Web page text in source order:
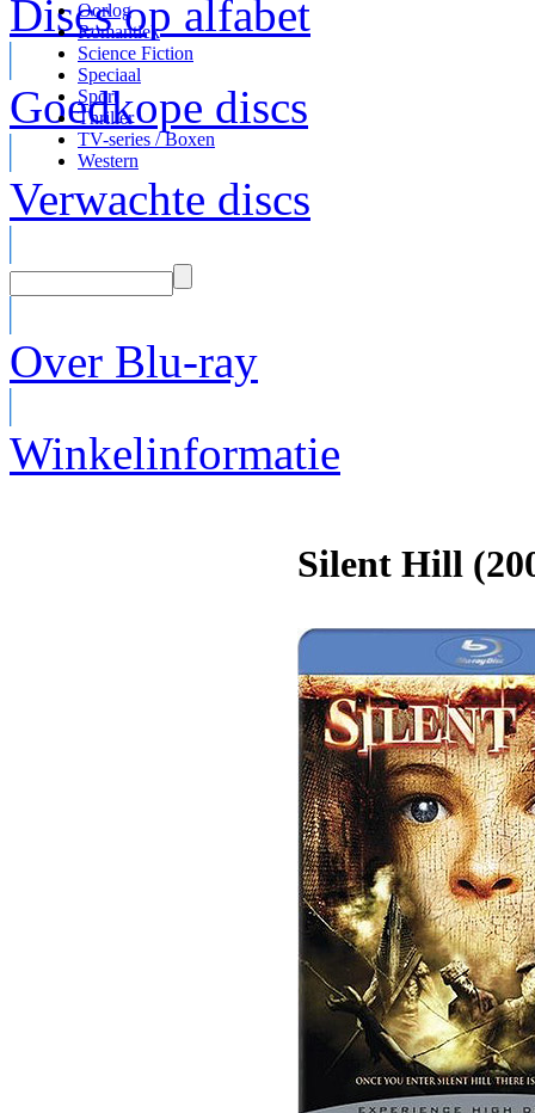
Discs op alfabet
Goedkope discs
Verwachte discs
Over Blu-ray
Winkelinformatie
Oorlog
Romantiek
Science Fiction
Speciaal
Sport
Thriller
TV-series / Boxen
Western
Silent Hill